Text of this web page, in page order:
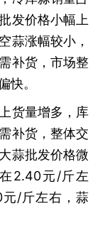
发价格小幅上
蒜涨幅较小，
补货，市场整
快。
货量增多，库
补货，整体交
蒜批发价格微
2.40元/斤左
/斤左右，蒜